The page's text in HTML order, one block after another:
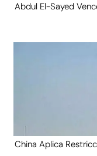
Abdul El-Sayed
China Aplica